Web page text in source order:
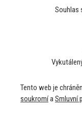
Souhlas
Tento web je
soukromía Smluvní